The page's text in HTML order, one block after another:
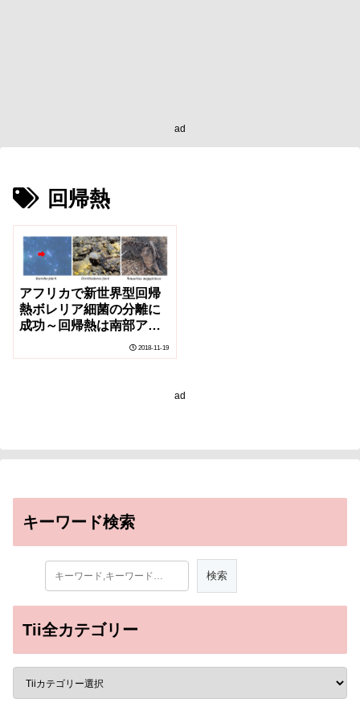
ad
回帰熱
アフリカで新世界型回帰
熱ボレリア細菌の分離に
成功～回帰熱は南部アフ
2018-11-19
ad
キーワード検索
Tii全カテゴリー